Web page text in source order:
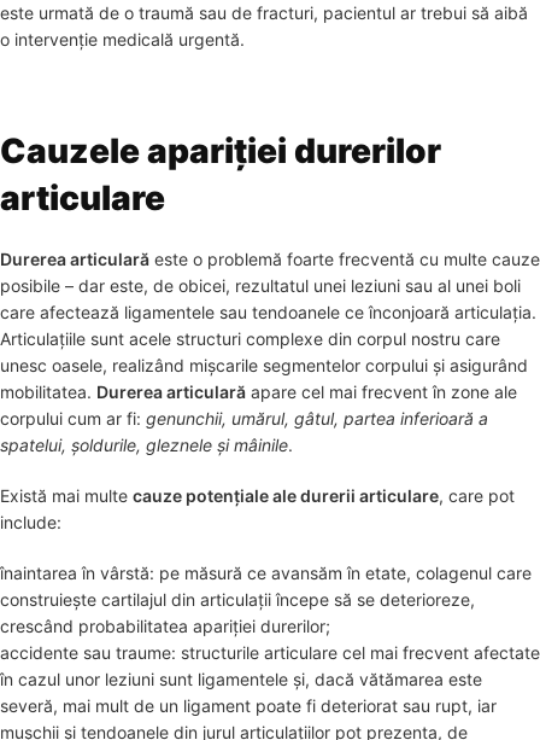
este urmată de o traumă sau de fracturi, pacientul ar trebui să aibă
o intervenție medicală urgentă.
Cauzele apariției durerilor
articulare
Durerea articulară este o problemă foarte frecventă cu multe cauze
posibile – dar este, de obicei, rezultatul unei leziuni sau al unei boli
care afectează ligamentele sau tendoanele ce înconjoară articulația.
Articulațiile sunt acele structuri complexe din corpul nostru care
unesc oasele, realizând mișcarile segmentelor corpului și asigurând
mobilitatea. Durerea articulară apare cel mai frecvent în zone ale
corpului cum ar fi: genunchii, umărul, gâtul, partea inferioară a
spatelui, șoldurile, gleznele și mâinile.
Există mai multe cauze potențiale ale durerii articulare, care pot
include:
înaintarea în vârstă: pe măsură ce avansăm în etate, colagenul care
construiește cartilajul din articulații începe să se deterioreze,
crescând probabilitatea apariției durerilor;
accidente sau traume: structurile articulare cel mai frecvent afectate
în cazul unor leziuni sunt ligamentele și, dacă vătămarea este
severă, mai mult de un ligament poate fi deteriorat sau rupt, iar
mușchii și tendoanele din jurul articulațiilor pot prezenta, de